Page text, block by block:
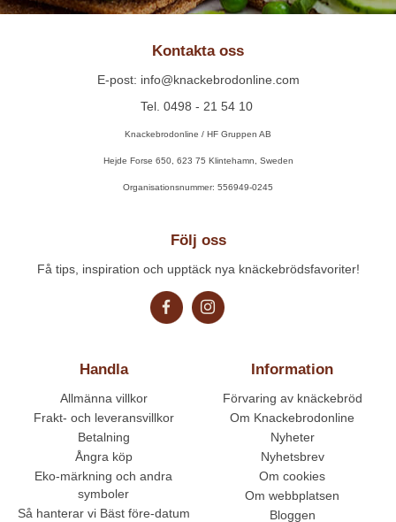
Kontakta oss
E-post: info@knackebrodonline.com
Tel. 0498 - 21 54 10
Knackebrodonline / HF Gruppen AB
Hejde Forse 650, 623 75 Klintehamn, Sweden
Organisationsnummer: 556949-0245
Handla
Allmänna villkor
Frakt- och leveransvillkor
Betalning
Ångra köp
Eko-märkning och andra
symboler
Så hanterar vi Bäst före-datum
Information
Förvaring av knäckebröd
Om Knackebrodonline
Nyheter
Nyhetsbrev
Om cookies
Om webbplatsen
Bloggen
Följ oss
Få tips, inspiration och upptäck nya knäckebrödsfavoriter!